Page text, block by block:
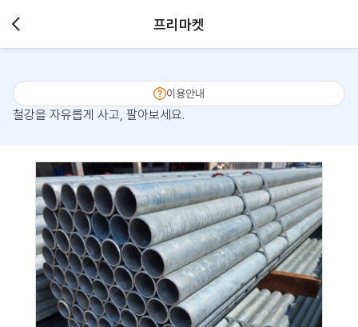
프리마켓
이용안내
철강을 자유롭게 사고, 팔아보세요.